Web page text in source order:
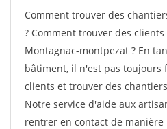
Comment trouver des
? Comment trouver des
Montagnac-montpezat ? En
bâtiment, il n'est pas toujours
clients et trouver des
Notre service d'aide aux
rentrer en contact de manière